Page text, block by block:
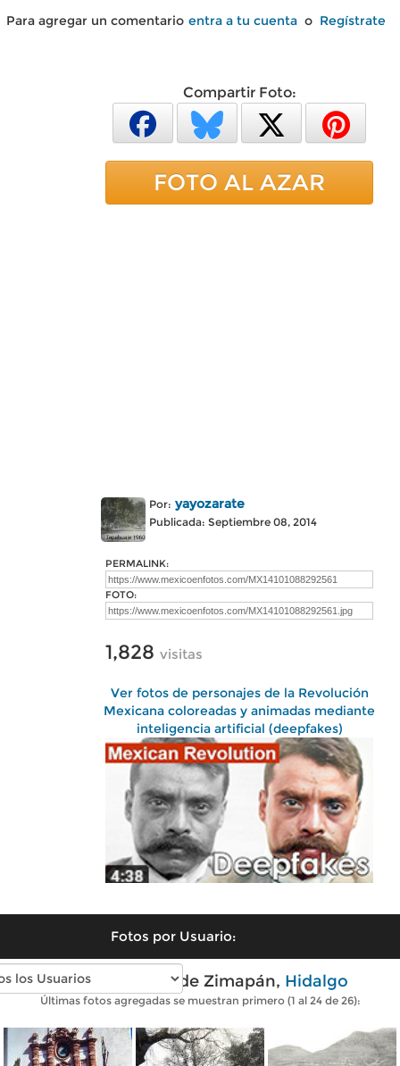
Para agregar un comentario entra a tu cuenta o Regístrate
Compartir Foto:
FOTO AL AZAR
Por: yayozarate
Publicada: Septiembre 08, 2014
PERMALINK:
FOTO:
1,828 visitas
Ver fotos de personajes de la Revolución
Mexicana coloreadas y animadas mediante
inteligencia artificial (deepfakes)
Fotos por Usuario:
Fotos antiguas de Zimapán, Hidalgo
Últimas fotos agregadas se muestran primero (1 al 24 de 26):